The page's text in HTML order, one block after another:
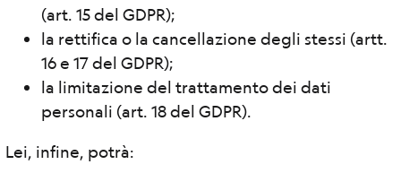
(art. 15 del GDPR);
la rettifica o la cancellazione degli stessi (artt.
16 e 17 del GDPR);
la limitazione del trattamento dei dati
personali (art. 18 del GDPR).
Lei, infine, potrà: